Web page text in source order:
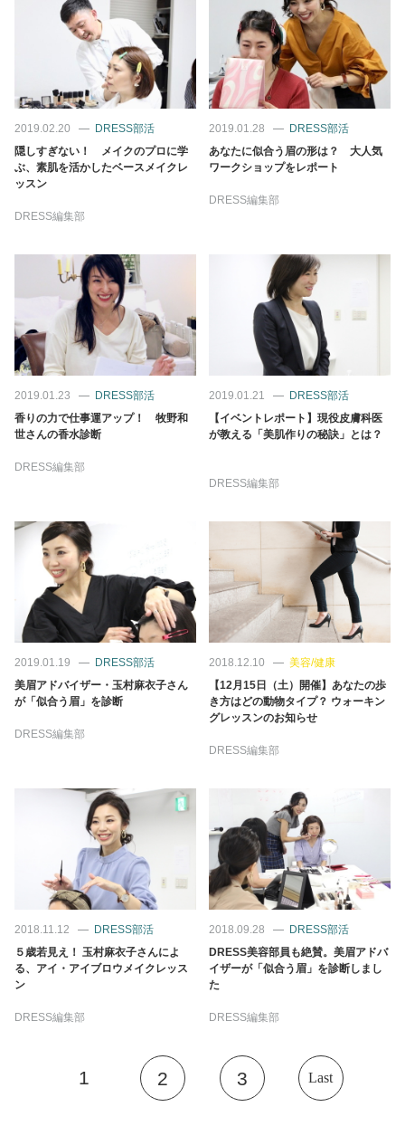
2019.02.20
DRESS部活
隠しすぎない！ メイクのプロに学
ぶ、素肌を活かしたベースメイクレ
ッスン
DRESS編集部
2019.01.28
DRESS部活
あなたに似合う眉の形は？ 大人気
ワークショップをレポート
DRESS編集部
2019.01.23
DRESS部活
香りの力で仕事運アップ！ 牧野和
世さんの香水診断
DRESS編集部
2019.01.21
DRESS部活
【イベントレポート】現役皮膚科医
が教える「美肌作りの秘訣」とは？
DRESS編集部
2019.01.19
DRESS部活
美眉アドバイザー・玉村麻衣子さん
が「似合う眉」を診断
DRESS編集部
2018.12.10
美容/健康
【12月15日（土）開催】あなたの歩
き方はどの動物タイプ？ ウォーキン
グレッスンのお知らせ
DRESS編集部
2018.11.12
DRESS部活
５歳若見え！ 玉村麻衣子さんによ
る、アイ・アイブロウメイクレッス
ン
DRESS編集部
2018.09.28
DRESS部活
DRESS美容部員も絶賛。美眉アドバ
イザーが「似合う眉」を診断しまし
た
DRESS編集部
1 2 3 Last